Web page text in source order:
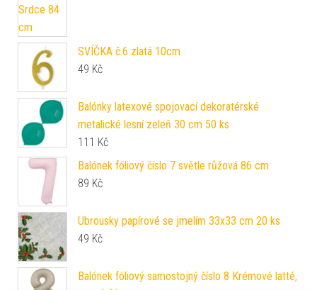
SVÍČKA č.6 zlatá 10cm
49 Kč
Balónky latexové spojovací dekoratérské
metalické lesní zeleň 30 cm 50 ks
111 Kč
Balónek fóliový číslo 7 světle růžová 86 cm
89 Kč
Ubrousky papírové se jmelím 33x33 cm 20 ks
49 Kč
Balónek fóliový samostojný číslo 8 Krémové latté,